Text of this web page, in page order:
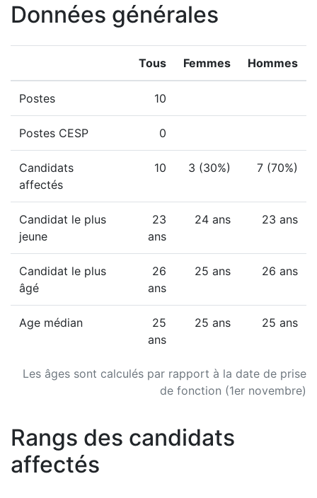
Données générales
Les âges sont calculés par rapport à la date de prise
de fonction (1er novembre)
Tous Femmes Hommes
Postes 10
Postes CESP 0
Candidats
affectés
10 3 (30%) 7 (70%)
Candidat le plus
jeune
23
ans
24 ans 23 ans
Candidat le plus
âgé
26
ans
25 ans 26 ans
Age médian
25
ans
25 ans 25 ans
Rangs des candidats
affectés